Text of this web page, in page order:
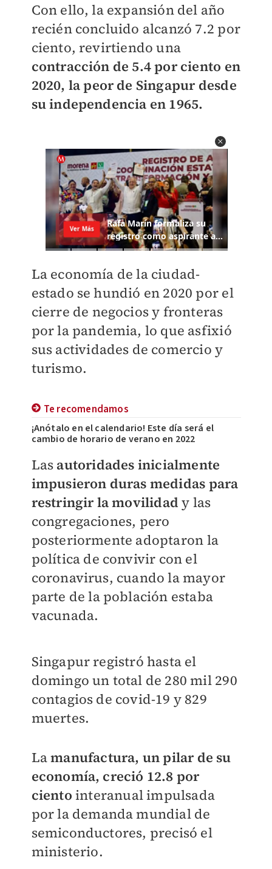
Con ello, la expansión del año
recién concluido alcanzó 7.2 por
ciento, revirtiendo una
contracción de 5.4 por ciento en
2020, la peor de Singapur desde
su independencia en 1965.
La economía de la ciudad-
estado se hundió en 2020 por el
cierre de negocios y fronteras
por la pandemia, lo que asfixió
sus actividades de comercio y
turismo.
Te recomendamos
¡Anótalo en el calendario! Este día será el
cambio de horario de verano en 2022
Las autoridades inicialmente
impusieron duras medidas para
restringir la movilidady las
congregaciones, pero
posteriormente adoptaron la
política de convivir con el
coronavirus, cuando la mayor
parte de la población estaba
vacunada.
Singapur registró hasta el
domingo un total de 280 mil 290
contagios de covid-19 y 829
muertes.
Lamanufactura, un pilar de su
economía, creció 12.8 por
ciento interanual impulsada
por la demanda mundial de
semiconductores, precisó el
ministerio.